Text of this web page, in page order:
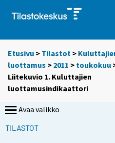
Etusivu > Tilastot >
luottamus > 2011 > toukokuu
Liitekuvio 1. Kuluttajien
luottamusindikaattori
Avaa valikko
TILASTOT